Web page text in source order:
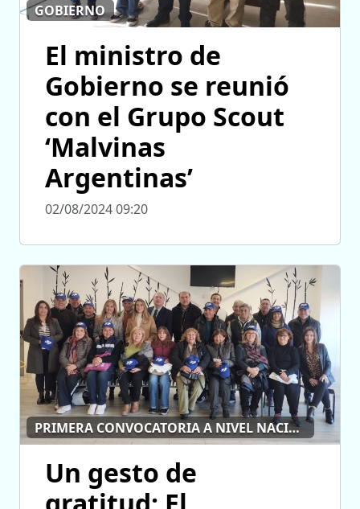
GOBIERNO
El ministro de
Gobierno se reunió
con el Grupo Scout
‘Malvinas
Argentinas’
02/08/2024 09:20
PRIMERA CONVOCATORIA A NIVEL NACIONAL
Un gesto de